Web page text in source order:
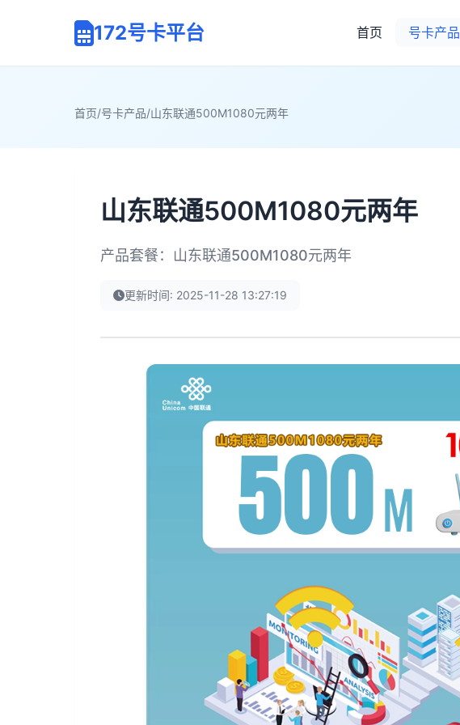
172号卡平台 首页 号卡产品
首页/号卡产品/山东联通500M1080元两年
山东联通500M1080元两年
产品套餐：山东联通500M1080元两年
更新时间: 2025-11-28 13:27:19